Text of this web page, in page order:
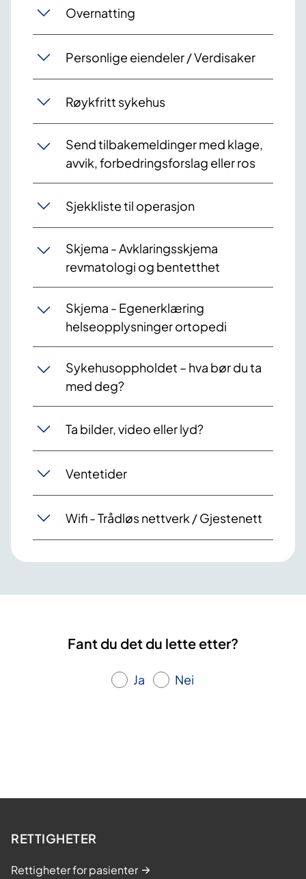
Overnatting
Personlige eiendeler / Verdisaker
Røykfritt sykehus
Send tilbakemeldinger med klage,
avvik, forbedringsforslag eller ros
Sjekkliste til operasjon
Skjema - Avklaringsskjema
revmatologi og bentetthet
Skjema - Egenerklæring
helseopplysninger ortopedi
Sykehusoppholdet – hva bør du ta
med deg?
Ta bilder, video eller lyd?
Ventetider
Wifi - Trådløs nettverk / Gjestenett
Fant du det du lette etter?
Ja Nei
RETTIGHETER
Rettigheter for pasienter